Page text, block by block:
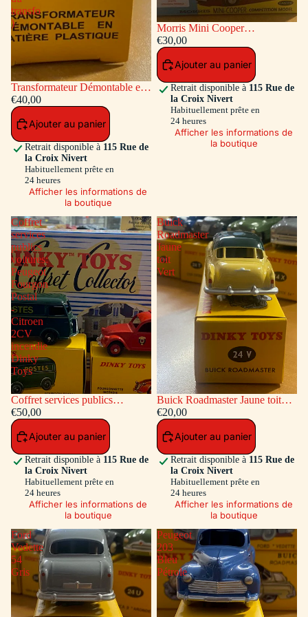
transfo
)
Transformateur Démontable en
matiére plastique Ref ADT-833
( Accessoires a l'intérieur du
transfo )
€40,00
Ajouter au panier
Retrait disponible à 115 Rue de
la Croix Nivert
Habituellement prête en
24 heures
Afficher les informations de
la boutique
Morris Mini Cooper
Competition #7 Bleu / Toit et
Capot Blanc
€30,00
Ajouter au panier
Retrait disponible à 115 Rue de
la Croix Nivert
Habituellement prête en
24 heures
Afficher les informations de
la boutique
Coffret
services
publics
voitures:
Peugeot
Fourgon
Postal
-
Citroen
2CV
incendie
Dinky
Toys
Coffret services publics
voitures: Peugeot Fourgon
Postal - Citroen 2CV incendie
Dinky Toys
€50,00
Ajouter au panier
Retrait disponible à 115 Rue de
la Croix Nivert
Habituellement prête en
24 heures
Afficher les informations de
la boutique
Buick
Roadmaster
Jaune
toit
Vert
Buick Roadmaster Jaune toit
Vert
€20,00
Ajouter au panier
Retrait disponible à 115 Rue de
la Croix Nivert
Habituellement prête en
24 heures
Afficher les informations de
la boutique
Ford
Vedette
54
Gris
Peugeot
203
Bleu
Pétrole